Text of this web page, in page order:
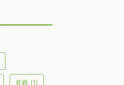
直葬 (1)